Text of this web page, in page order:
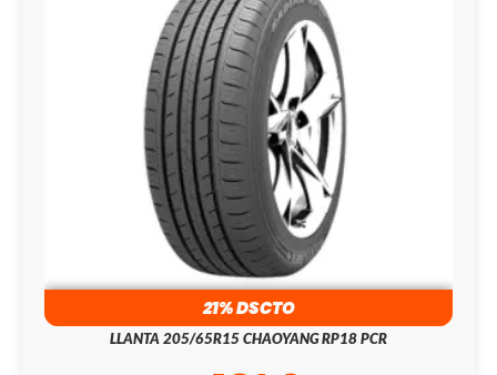
21% DSCTO
LLANTA 205/65R15 CHAOYANG RP18 PCR